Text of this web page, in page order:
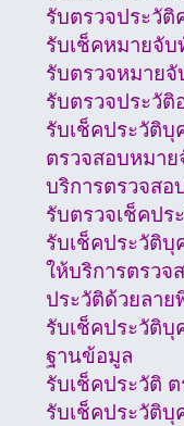
รับตรวจประวัติ
รับเช็คหมายจับ
รับตรวจหมาย
รับตรวจประวั
รับเช็คประวัติ
ตรวจสอบหมา
บริการตรวจสอ
รับตรวจเช็คป
รับเช็คประวัติ
ให้บริการตรว
ประวัติด้วยลา
รับเช็คประวัติ
ฐานข้อมูล
รับเช็คประวัติ
รับเช็คประวัติ